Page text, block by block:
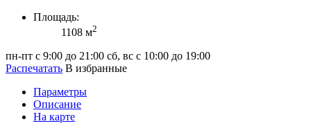
Площадь:
1108 м2
пн-пт с 9:00 до 21:00 сб, вс с 10:00 до 19:00
Распечатать В избранные
Параметры
Описание
На карте